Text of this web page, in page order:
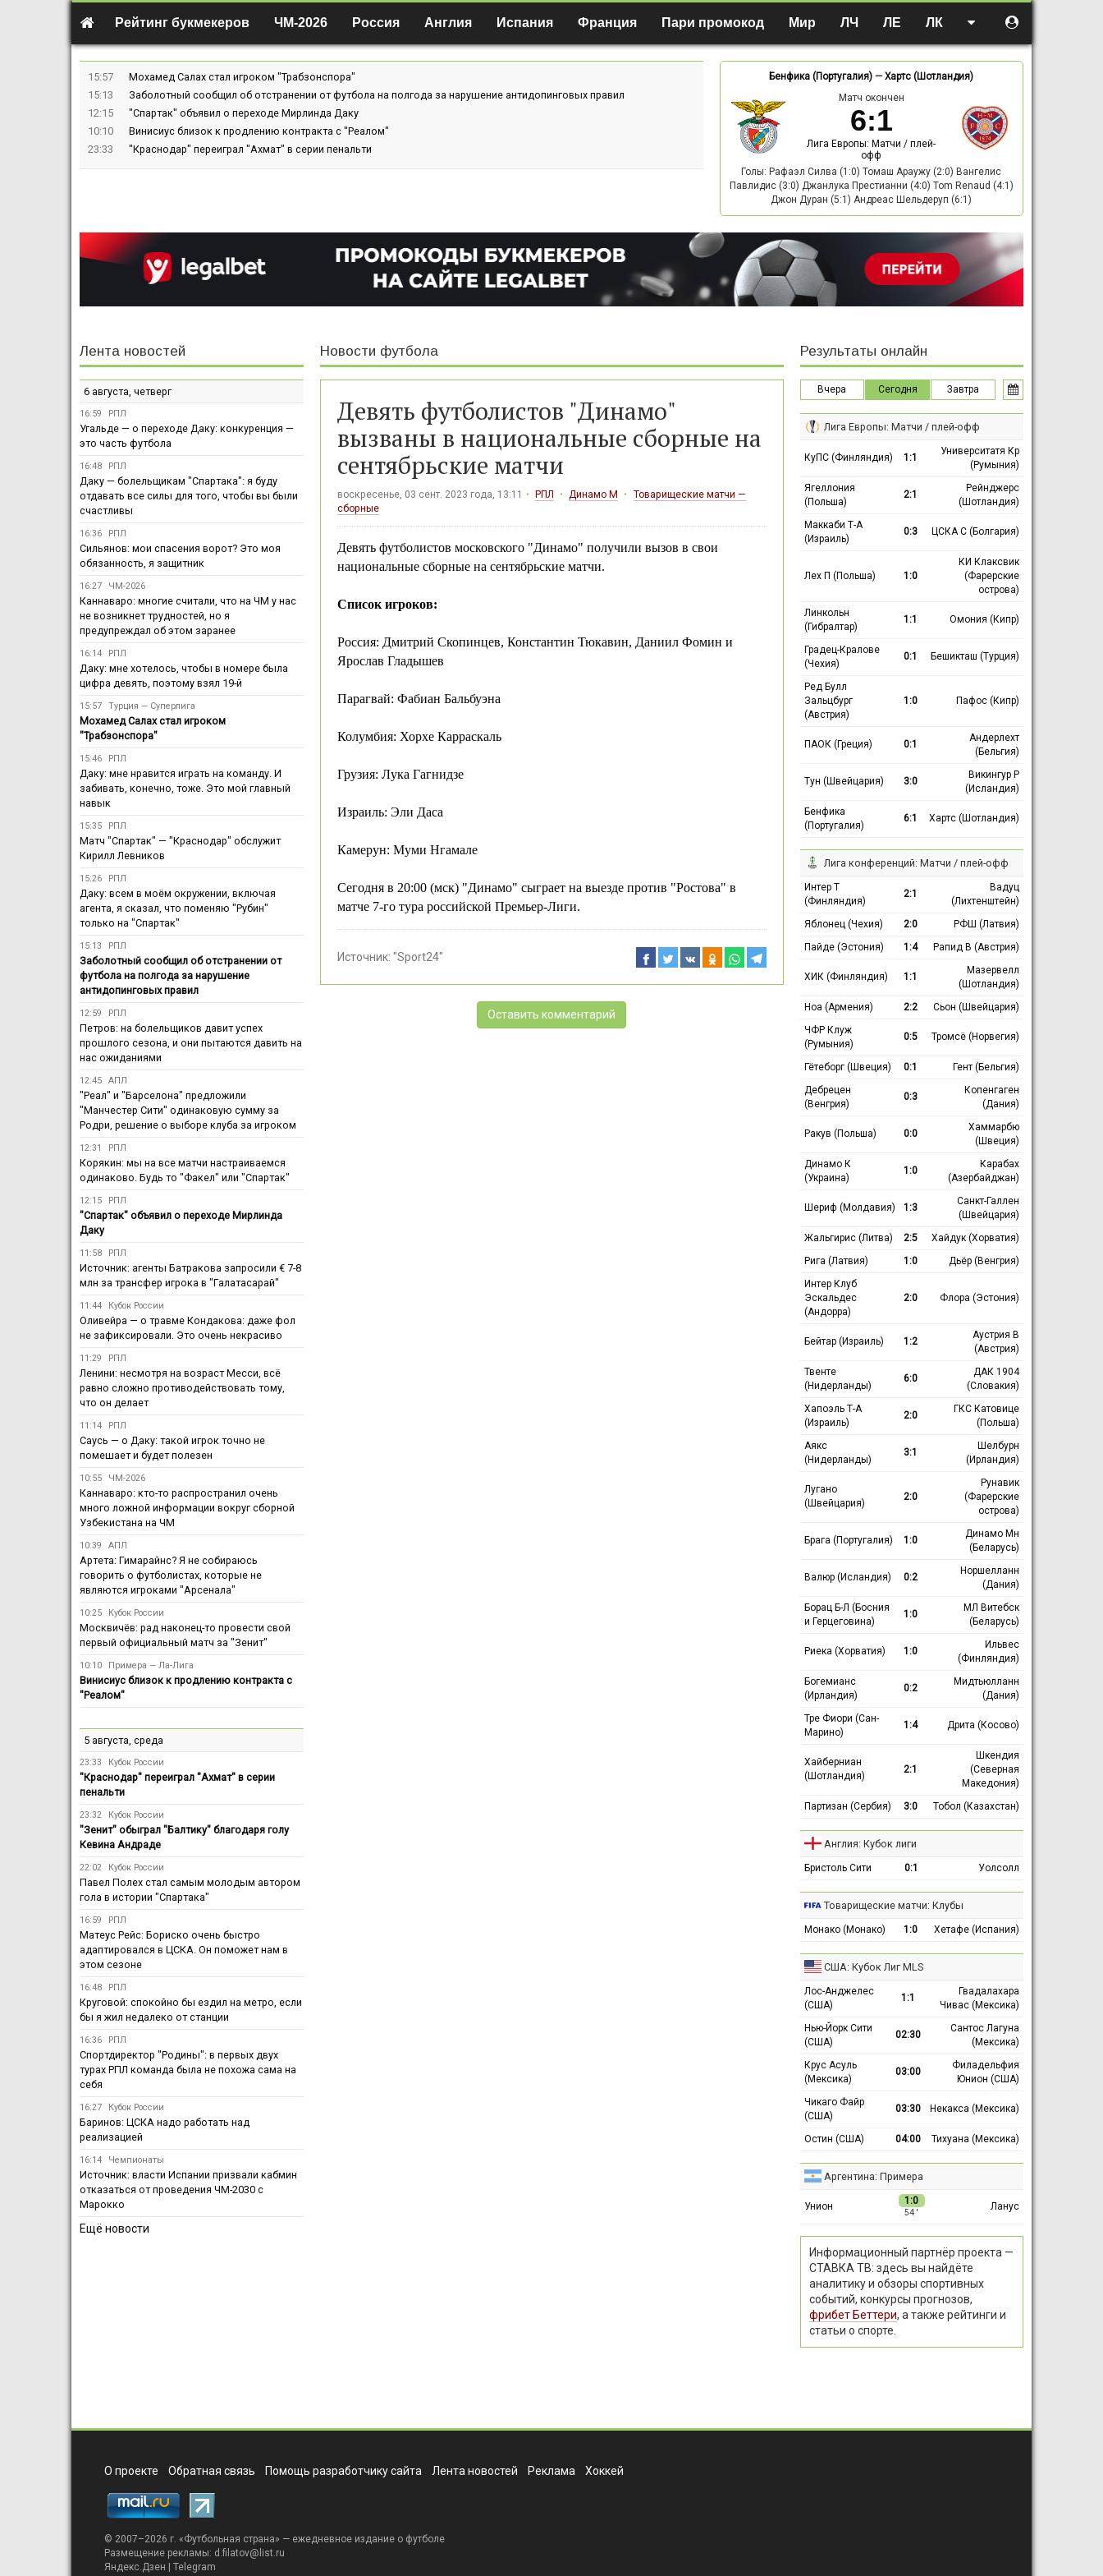
Рейтинг букмекеров ЧМ-2026 Россия Англия Испания Франция Пари промокод Мир ЛЧ ЛЕ ЛК
15:57
Мохамед Салах стал игроком "Трабзонспора"
15:13
Заболотный сообщил об отстранении от футбола на полгода за нарушение антидопинговых правил
12:15
"Спартак" объявил о переходе Мирлинда Даку
10:10
Винисиус близок к продлению контракта с "Реалом"
23:33
"Краснодар" переиграл "Ахмат" в серии пенальти
Бенфика (Португалия) —Хартс (Шотландия)
Матч окончен
6:1
Лига Европы: Матчи / плей-
офф
Голы: Рафаэл Силва (1:0) Томаш Араужу (2:0) Вангелис
Павлидис (3:0) Джанлука Престианни (4:0) Tom Renaud (4:1)
Джон Дуран (5:1) Андреас Шельдеруп (6:1)
Новости футбола
Девять футболистов "Динамо"
вызваны в национальные сборные на
сентябрьские матчи
воскресенье, 03 сент. 2023 года, 13:11 РПЛ Динамо М
Товарищеские матчи —
сборные
Девять футболистов московского "Динамо" получили вызов в свои
национальные сборные на сентябрьские матчи.
Список игроков:
Россия: Дмитрий Скопинцев, Константин Тюкавин, Даниил Фомин и
Ярослав Гладышев
Парагвай: Фабиан Бальбуэна
Колумбия: Хорхе Карраскаль
Грузия: Лука Гагнидзе
Израиль: Эли Даса
Камерун: Муми Нгамале
Сегодня в 20:00 (мск) "Динамо" сыграет на выезде против "Ростова" в
матче 7-го тура российской Премьер-Лиги.
Источник: "Sport24"
Оставить комментарий
Лента новостей
6 августа, четверг
16:59 РПЛ
Угальде — о переходе Даку: конкуренция —
это часть футбола
16:48 РПЛ
Даку — болельщикам "Спартака": я буду
отдавать все силы для того, чтобы вы были
счастливы
16:36 РПЛ
Сильянов: мои спасения ворот? Это моя
обязанность, я защитник
16:27 ЧМ-2026
Каннаваро: многие считали, что на ЧМ у нас
не возникнет трудностей, но я
предупреждал об этом заранее
16:14 РПЛ
Даку: мне хотелось, чтобы в номере была
цифра девять, поэтому взял 19-й
15:57 Турция — Суперлига
Мохамед Салах стал игроком
"Трабзонспора"
15:46 РПЛ
Даку: мне нравится играть на команду. И
забивать, конечно, тоже. Это мой главный
навык
15:35 РПЛ
Матч "Спартак" — "Краснодар" обслужит
Кирилл Левников
15:26 РПЛ
Даку: всем в моём окружении, включая
агента, я сказал, что поменяю "Рубин"
только на "Спартак"
15:13 РПЛ
Заболотный сообщил об отстранении от
футбола на полгода за нарушение
антидопинговых правил
12:59 РПЛ
Петров: на болельщиков давит успех
прошлого сезона, и они пытаются давить на
нас ожиданиями
12:45 АПЛ
"Реал" и "Барселона" предложили
"Манчестер Сити" одинаковую сумму за
Родри, решение о выборе клуба за игроком
12:31 РПЛ
Корякин: мы на все матчи настраиваемся
одинаково. Будь то "Факел" или "Спартак"
12:15 РПЛ
"Спартак" объявил о переходе Мирлинда
Даку
11:58 РПЛ
Источник: агенты Батракова запросили € 7-8
млн за трансфер игрока в "Галатасарай"
11:44 Кубок России
Оливейра — о травме Кондакова: даже фол
не зафиксировали. Это очень некрасиво
11:29 РПЛ
Ленини: несмотря на возраст Месси, всё
равно сложно противодействовать тому,
что он делает
11:14 РПЛ
Саусь — о Даку: такой игрок точно не
помешает и будет полезен
10:55 ЧМ-2026
Каннаваро: кто-то распространил очень
много ложной информации вокруг сборной
Узбекистана на ЧМ
10:39 АПЛ
Артета: Гимарайнс? Я не собираюсь
говорить о футболистах, которые не
являются игроками "Арсенала"
10:25 Кубок России
Москвичёв: рад наконец-то провести свой
первый официальный матч за "Зенит"
10:10 Примера — Ла-Лига
Винисиус близок к продлению контракта с
"Реалом"
5 августа, среда
23:33 Кубок России
"Краснодар" переиграл "Ахмат" в серии
пенальти
23:32 Кубок России
"Зенит" обыграл "Балтику" благодаря голу
Кевина Андраде
22:02 Кубок России
Павел Полех стал самым молодым автором
гола в истории "Спартака"
16:59 РПЛ
Матеус Рейс: Бориско очень быстро
адаптировался в ЦСКА. Он поможет нам в
этом сезоне
16:48 РПЛ
Круговой: спокойно бы ездил на метро, если
бы я жил недалеко от станции
16:36 РПЛ
Спортдиректор "Родины": в первых двух
турах РПЛ команда была не похожа сама на
себя
16:27 Кубок России
Баринов: ЦСКА надо работать над
реализацией
16:14 Чемпионаты
Источник: власти Испании призвали кабмин
отказаться от проведения ЧМ-2030 с
Марокко
Ещё новости
Результаты онлайн
Вчера Сегодня Завтра
Лига Европы: Матчи / плей-офф
КуПС (Финляндия) 1:1
Университатя Кр
(Румыния)
Ягеллония
(Польша)
2:1
Рейнджерс
(Шотландия)
Маккаби Т-А
(Израиль)
0:3 ЦСКА С (Болгария)
Лех П (Польша) 1:0
КИ Клаксвик
(Фарерские
острова)
Линкольн
(Гибралтар)
1:1 Омония (Кипр)
Градец-Кралове
(Чехия)
0:1 Бешикташ (Турция)
Ред Булл
Зальцбург
(Австрия)
1:0 Пафос (Кипр)
ПАОК (Греция) 0:1
Андерлехт
(Бельгия)
Тун (Швейцария) 3:0
Викингур Р
(Исландия)
Бенфика
(Португалия)
6:1 Хартс (Шотландия)
Лига конференций: Матчи / плей-офф
Интер Т
(Финляндия)
2:1
Вадуц
(Лихтенштейн)
Яблонец (Чехия)
2:0
РФШ (Латвия)
Пайде (Эстония)
1:4 Рапид В (Австрия)
ХИК (Финляндия) 1:1
Мазервелл
(Шотландия)
Ноа (Армения)
2:2
Сьон (Швейцария)
ЧФР Клуж
(Румыния)
0:5 Тромсё (Норвегия)
Гётеборг (Швеция) 0:1
Гент (Бельгия)
Дебрецен
(Венгрия)
0:3
Копенгаген
(Дания)
Ракув (Польша) 0:0
Хаммарбю
(Швеция)
Динамо К
(Украина)
1:0
Карабах
(Азербайджан)
Шериф (Молдавия) 1:3
Санкт-Галлен
(Швейцария)
Жальгирис (Литва)
2:5
Хайдук (Хорватия)
Рига (Латвия)
1:0
Дьёр (Венгрия)
Интер Клуб
Эскальдес
(Андорра)
2:0 Флора (Эстония)
Бейтар (Израиль) 1:2
Аустрия В
(Австрия)
Твенте
(Нидерланды)
6:0
ДАК 1904
(Словакия)
Хапоэль Т-А
(Израиль)
2:0
ГКС Катовице
(Польша)
Аякс
(Нидерланды)
3:1
Шелбурн
(Ирландия)
Лугано
(Швейцария)
2:0
Рунавик
(Фарерские
острова)
Брага (Португалия) 1:0
Динамо Мн
(Беларусь)
Валюр (Исландия) 0:2
Норшелланн
(Дания)
Борац Б-Л (Босния
и Герцеговина)
1:0
МЛ Витебск
(Беларусь)
Риека (Хорватия) 1:0
Ильвес
(Финляндия)
Богемианс
(Ирландия)
0:2
Мидтьюлланн
(Дания)
Тре Фиори (Сан-
Марино)
1:4 Дрита (Косово)
Хайберниан
(Шотландия)
2:1
Шкендия
(Северная
Македония)
Партизан (Сербия)
3:0 Тобол (Казахстан)
Англия: Кубок лиги
Бристоль Сити 0:1 Уолсолл
Товарищеские матчи: Клубы
Монако (Монако) 1:0 Хетафе (Испания)
США: Кубок Лиг MLS
Лос-Анджелес
(США)
1:1
Гвадалахара
Чивас (Мексика)
Нью-Йорк Сити
(США)
02:30
Сантос Лагуна
(Мексика)
Крус Асуль
(Мексика)
03:00
Филадельфия
Юнион (США)
Чикаго Файр
(США)
03:30 Некакса (Мексика)
Остин (США) 04:00 Тихуана (Мексика)
Аргентина: Примера
Унион 1:0
54 ′
Ланус
Информационный партнёр проекта —
СТАВКА ТВ: здесь вы найдёте
аналитику и обзоры спортивных
событий, конкурсы прогнозов,
фрибет Беттери, а также рейтинги и
статьи о спорте.
О проекте Обратная связь Помощь разработчику сайта Лента новостей Реклама Хоккей
© 2007–2026 г. «Футбольная страна» — ежедневное издание о футболе
Размещение рекламы: d.filatov@list.ru
Яндекс.Дзен | Telegram